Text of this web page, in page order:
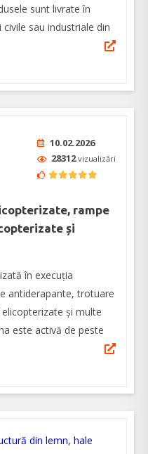
sunt livrate în
sau industriale din
10.02.2026
28312vizualizări
rampe
și
în execuția
antiderapante, trotuare
și multe
este activă de peste